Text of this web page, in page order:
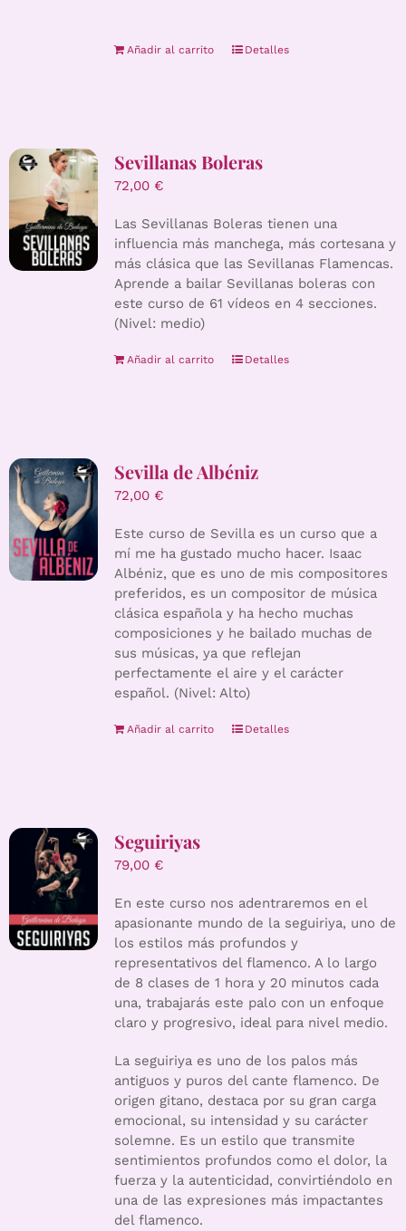
Añadir al carrito Detalles
Sevillanas Boleras
72,00 €
Las Sevillanas Boleras tienen una
influencia más manchega, más cortesana y
más clásica que las Sevillanas Flamencas.
Aprende a bailar Sevillanas boleras con
este curso de 61 vídeos en 4 secciones.
(Nivel: medio)
Añadir al carrito Detalles
Sevilla de Albéniz
72,00 €
Este curso de Sevilla es un curso que a
mí me ha gustado mucho hacer. Isaac
Albéniz, que es uno de mis compositores
preferidos, es un compositor de música
clásica española y ha hecho muchas
composiciones y he bailado muchas de
sus músicas, ya que reflejan
perfectamente el aire y el carácter
español. (Nivel: Alto)
Añadir al carrito Detalles
Seguiriyas
79,00 €
En este curso nos adentraremos en el
apasionante mundo de la seguiriya, uno de
los estilos más profundos y
representativos del flamenco. A lo largo
de 8 clases de 1 hora y 20 minutos cada
una, trabajarás este palo con un enfoque
claro y progresivo, ideal para nivel medio.
La seguiriya es uno de los palos más
antiguos y puros del cante flamenco. De
origen gitano, destaca por su gran carga
emocional, su intensidad y su carácter
solemne. Es un estilo que transmite
sentimientos profundos como el dolor, la
fuerza y la autenticidad, convirtiéndolo en
una de las expresiones más impactantes
del flamenco.